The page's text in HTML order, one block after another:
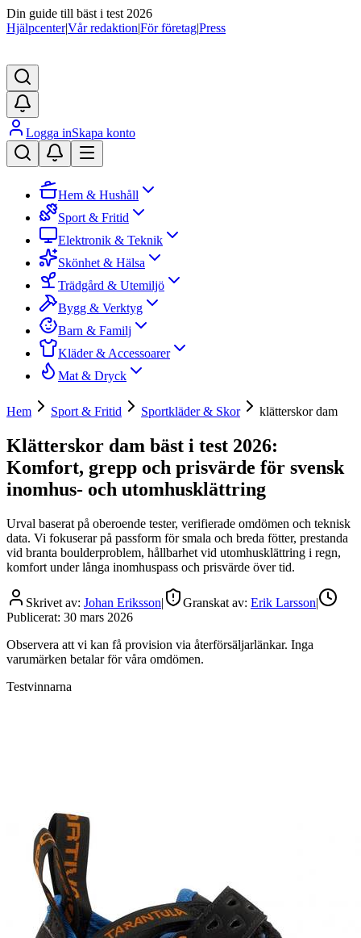
Din guide till bäst i test 2026
Hjälpcenter|Vår redaktion|För företag|Press
Logga inSkapa konto
Hem & Hushåll
Sport & Fritid
Elektronik & Teknik
Skönhet & Hälsa
Trädgård & Utemiljö
Bygg & Verktyg
Barn & Familj
Kläder & Accessoarer
Mat & Dryck
Hem Sport & Fritid Sportkläder & Skor klätterskor dam
Klätterskor dam bäst i test 2026:
Komfort, grepp och prisvärde för svensk
inomhus- och utomhusklättring
Urval baserat på oberoende tester, verifierade omdömen och teknisk
data. Vi fokuserar på passform för smala och breda fötter, prestanda
vid branta boulderproblem, hållbarhet vid utomhusklättring i regn,
komfort under långa inomhuspass och prisvärde över tid.
Skrivet av: Johan Eriksson| Granskat av: Erik Larsson|
Publicerat: 30 mars 2026
Observera att vi kan få provision via återförsäljarlänkar. Inga
varumärken betalar för våra omdömen.
Testvinnarna